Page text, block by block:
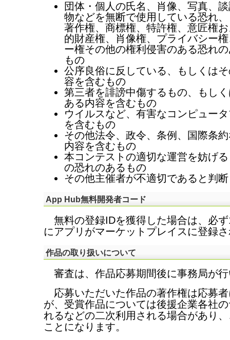
団体・個人の氏名、肖像、写真、
物などを無断で使用している恐れ
著作権、商標権、特許権、意匠権
的財産権、肖像権、プライバシー
ー権その他の権利侵害のある恐れ
もの
公序良俗に反している、もしくは
容を含むもの
第三者を誹謗中傷するもの、もし
ある内容を含むもの
ウイルスなど、有害なコンピュー
を含むもの
その他法令、政令、条例、国際条
内容を含むもの
本コンテストの適切な運営を妨げ
の恐れのあるもの
その他主催者が不適切であると判
App Hub無料開発者コード
無料の登録IDを獲得した場合は、必
にアプリがマーケットプレイスに登録
作品の取り扱いについて
審査は、作品応募期間後に事務局が
応募いただいた作品の著作権は応募
が、受賞作品については後援企業各社
れるなどの二次利用される場合があり
ことになります。